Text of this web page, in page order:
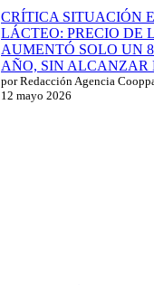
CRÍTICA SITUACIÓN
LÁCTEO: PRECIO DE
AUMENTÓ SOLO UN
AÑO, SIN ALCANZAR
por Redacción Agencia
12 mayo 2026